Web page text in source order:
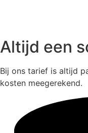
Altijd een
Bij ons tarief is altijd
kosten meegerekend.